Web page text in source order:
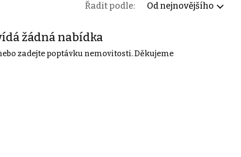
Řadit podle: Od nejnovějšího
žádná nabídka
zadejte poptávku nemovitosti. Děkujeme